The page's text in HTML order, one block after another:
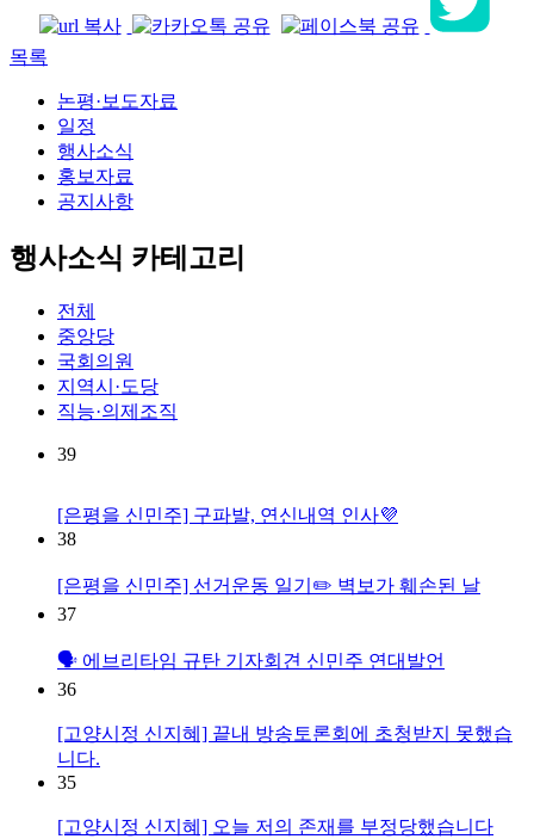
목록
논평·보도자료
일정
행사소식
홍보자료
공지사항
행사소식 카테고리
전체
중앙당
국회의원
지역시·도당
직능·의제조직
39
[은평을 신민주] 구파발, 연신내역 인사💜
38
[은평을 신민주] 선거운동 일기✏️ 벽보가 훼손된 날
37
🗣️ 에브리타임 규탄 기자회견 신민주 연대발언
36
[고양시정 신지혜] 끝내 방송토론회에 초청받지 못했습
니다.
35
[고양시정 신지혜] 오늘 저의 존재를 부정당했습니다